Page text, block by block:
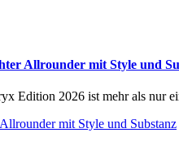
Allrounder mit Style und
Edition 2026 ist mehr als nur
mit Style und Substanz